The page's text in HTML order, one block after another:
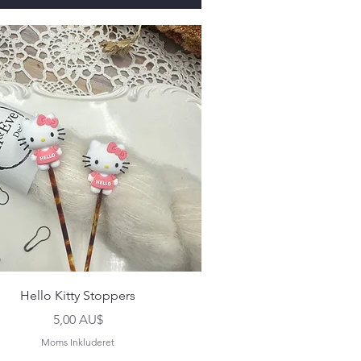
Hurtigvisning
Hello Kitty Stoppers
Pris
5,00 AU$
Moms Inkluderet